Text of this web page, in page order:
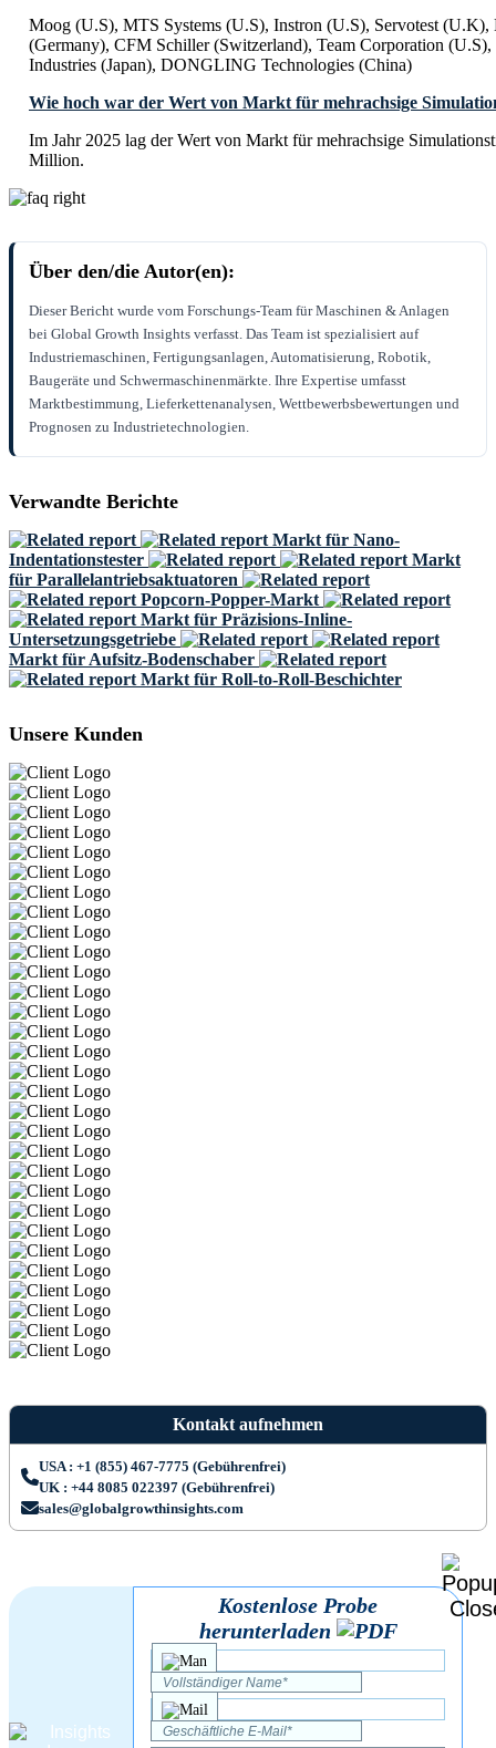
Moog (U.S), MTS Systems (U.S), Instron (U.S), Servotest (U.K),
(Germany), CFM Schiller (Switzerland), Team Corporation
Industries (Japan), DONGLING Technologies (China)
Wie hoch war der Wert von Markt für mehrachsige
Im Jahr 2025 lag der Wert von Markt für mehrachsige
Million.
Über den/die Autor(en):
Dieser Bericht wurde vom Forschungs-Team für Maschinen & Anlagen
bei Global Growth Insights verfasst. Das Team ist spezialisiert auf
Industriemaschinen, Fertigungsanlagen, Automatisierung, Robotik,
Baugeräte und Schwermaschinenmärkte. Ihre Expertise umfasst
Marktbestimmung, Lieferkettenanalysen, Wettbewerbsbewertungen und
Prognosen zu Industrietechnologien.
Verwandte Berichte
Markt für Nano-
Indentationstester
Markt
für Parallelantriebsaktuatoren
Popcorn-Popper-Markt
Markt für Präzisions-Inline-
Untersetzungsgetriebe
Markt für Aufsitz-Bodenschaber
Markt für Roll-to-Roll-Beschichter
Unsere Kunden
Kontakt aufnehmen
USA : +1 (855) 467-7775 (Gebührenfrei)
UK : +44 8085 022397 (Gebührenfrei)
sales@globalgrowthinsights.com
Kostenlose Probe
herunterladen